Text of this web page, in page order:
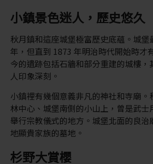
小鎮景色迷人，歷史悠久
秋月鎮和這座城堡極富歷史底蘊。城堡
年，但直到 1873 年明治時代開始時才
今的遺跡包括石牆和部分重建的城樓，
人印象深刻。
小鎮裡有幾個意義非凡的神社和寺廟。
林中心、城堡南側的小山上，曾是武士
舉行宗教儀式的地方。城堡北面的良治
地顯貴家族的墓地。
杉野大賞櫻